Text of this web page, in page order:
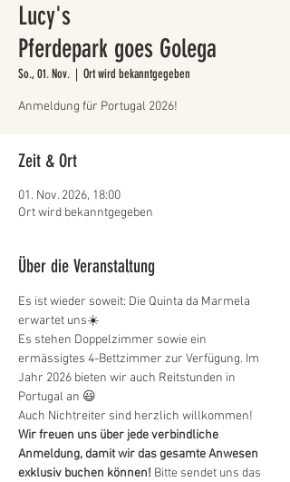
Lucy's
Pferdepark goes Golega
So., 01. Nov.
  |
Ort wird bekanntgegeben
Anmeldung für Portugal 2026!
Zeit & Ort
01. Nov. 2026, 18:00
Ort wird bekanntgegeben
Über die Veranstaltung
Es ist wieder soweit: Die Quinta da Marmela
erwartet uns☀️
Es stehen Doppelzimmer sowie ein
ermässigtes 4-Bettzimmer zur Verfügung. Im
Jahr 2026 bieten wir auch Reitstunden in
Portugal an 😃
Auch Nichtreiter sind herzlich willkommen!
Wir freuen uns über jede verbindliche
Anmeldung, damit wir das gesamte Anwesen
exklusiv buchen können! Bitte sendet uns das